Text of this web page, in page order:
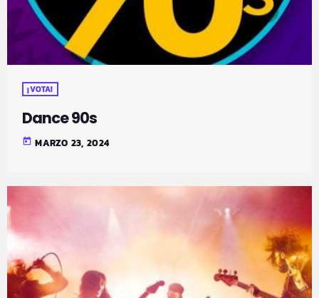
¡VOTA!
Dance 90s
today MARZO 23, 2024